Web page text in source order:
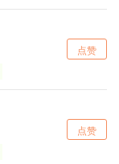
点赞
点赞